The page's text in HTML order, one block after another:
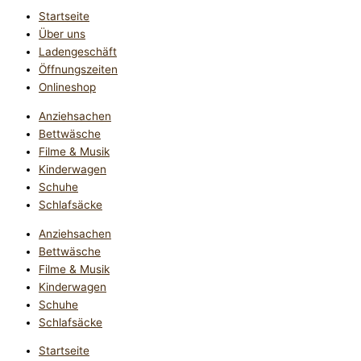
Startseite
Über uns
Ladengeschäft
Öffnungszeiten
Onlineshop
Anziehsachen
Bettwäsche
Filme & Musik
Kinderwagen
Schuhe
Schlafsäcke
Anziehsachen
Bettwäsche
Filme & Musik
Kinderwagen
Schuhe
Schlafsäcke
Startseite